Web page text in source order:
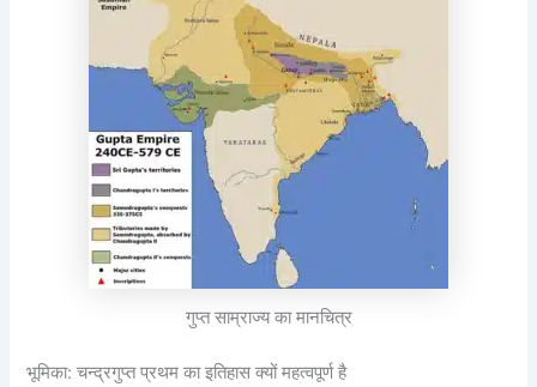
गुप्त साम्राज्य का मानचित्र
भूमिका: चन्द्रगुप्त प्रथम का इतिहास क्यों महत्वपूर्ण है